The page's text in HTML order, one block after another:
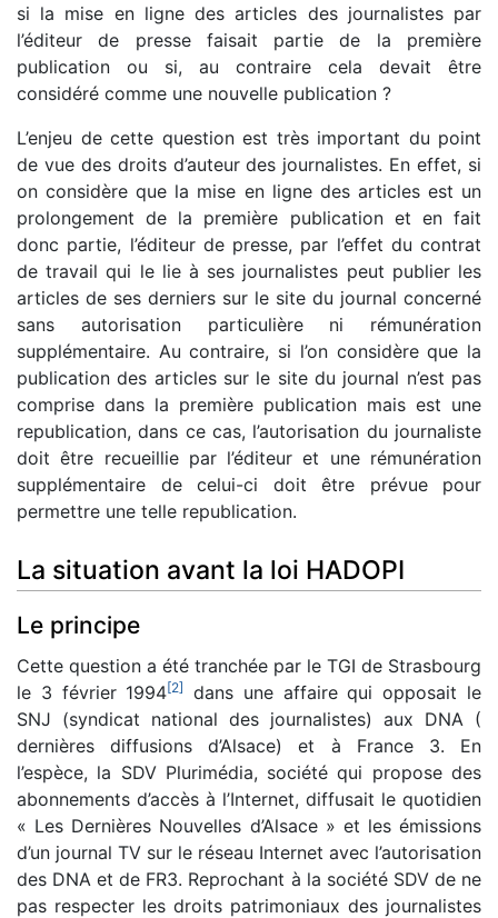
si la mise en ligne des articles des journalistes par
l’éditeur de presse faisait partie de la première
publication ou si, au contraire cela devait être
considéré comme une nouvelle publication ?
L’enjeu de cette question est très important du point
de vue des droits d’auteur des journalistes. En effet, si
on considère que la mise en ligne des articles est un
prolongement de la première publication et en fait
donc partie, l’éditeur de presse, par l’effet du contrat
de travail qui le lie à ses journalistes peut publier les
articles de ses derniers sur le site du journal concerné
sans autorisation particulière ni rémunération
supplémentaire. Au contraire, si l’on considère que la
publication des articles sur le site du journal n’est pas
comprise dans la première publication mais est une
republication, dans ce cas, l’autorisation du journaliste
doit être recueillie par l’éditeur et une rémunération
supplémentaire de celui-ci doit être prévue pour
permettre une telle republication.
La situation avant la loi HADOPI
Le principe
Cette question a été tranchée par le TGI de Strasbourg
le 3 février 1994[2]
dans une affaire qui opposait le
SNJ (syndicat national des journalistes) aux DNA (
dernières diffusions d’Alsace) et à France 3. En
l’espèce, la SDV Plurimédia, société qui propose des
abonnements d’accès à l’Internet, diffusait le quotidien
« Les Dernières Nouvelles d’Alsace » et les émissions
d’un journal TV sur le réseau Internet avec l’autorisation
des DNA et de FR3. Reprochant à la société SDV de ne
pas respecter les droits patrimoniaux des journalistes